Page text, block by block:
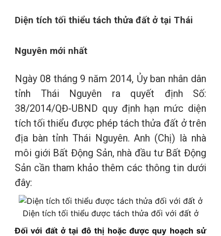
Diện tích tối thiểu tách thửa đất ở tại Thái
Nguyên mới nhất
Ngày 08 tháng 9 năm 2014, Ủy ban nhân dân
tỉnh Thái Nguyên ra quyết định Số:
38/2014/QĐ-UBND quy định hạn mức diện
tích tối thiểu được phép tách thửa đất ở trên
địa bàn tỉnh Thái Nguyên. Anh (Chị) là nhà
môi giới Bất Động Sản, nhà đầu tư Bất Động
Sản cần tham khảo thêm các thông tin dưới
đây:
Diện tích tối thiểu được tách thửa đối với đất ở
Đối với đất ở tại đô thị hoặc được quy hoạch sử